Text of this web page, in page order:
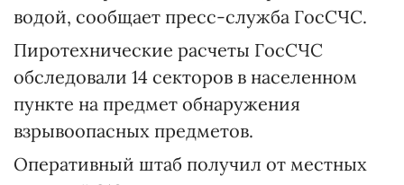
водой, сообщает пресс-служба ГосСЧС.
Пиротехнические расчеты ГосСЧС
обследовали 14 секторов в населенном
пункте на предмет обнаружения
взрывоопасных предметов.
Оперативный штаб получил от местных